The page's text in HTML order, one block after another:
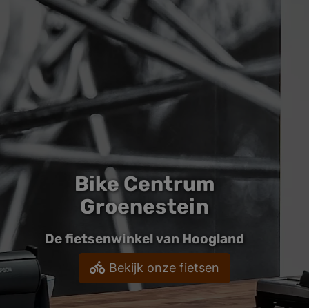
Bike Centrum
Groenestein
De fietsenwinkel van Hoogland
Bekijk onze fietsen